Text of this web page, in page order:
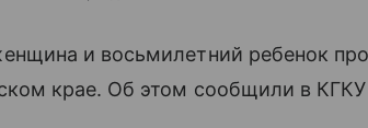
и восьмилетний ребенок
крае. Об этом сообщили в КГКУ